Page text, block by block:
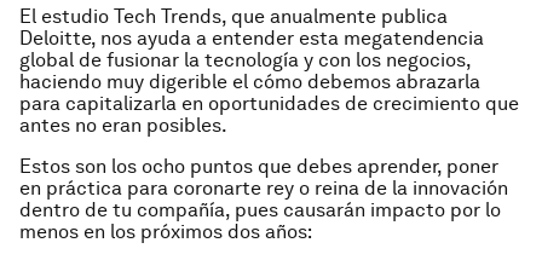
El estudio Tech Trends, que anualmente publica
Deloitte, nos ayuda a entender esta megatendencia
global de fusionar la tecnología y con los negocios,
haciendo muy digerible el cómo debemos abrazarla
para capitalizarla en oportunidades de crecimiento que
antes no eran posibles.
Estos son los ocho puntos que debes aprender, poner
en práctica para coronarte rey o reina de la innovación
dentro de tu compañía, pues causarán impacto por lo
menos en los próximos dos años: